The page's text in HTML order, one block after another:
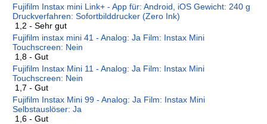
Fujifilm Instax mini Link+ - App für: Android, iOS Gewicht: 240 g
Druckverfahren: Sofortbilddrucker (Zero Ink)
1,2 - Sehr gut
Fujifilm instax mini 41 - Analog: Ja Film: Instax Mini
Touchscreen: Nein
1,8 - Gut
Fujifilm Instax Mini 11 - Analog: Ja Film: Instax Mini
Touchscreen: Nein
1,7 - Gut
Fujifilm Instax Mini 99 - Analog: Ja Film: Instax Mini
Selbstauslöser: Ja
1,6 - Gut